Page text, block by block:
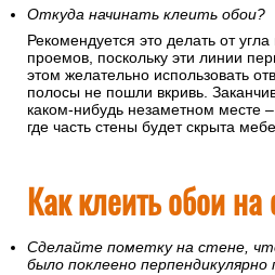
Откуда начинать клеить обои?
Рекомендуется это делать от
проемов, поскольку эти линии
этом желательно использовать
полосы не пошли вкривь.
каком-нибудь незаметном месте
где часть стены будет скрыта
Как клеить обои на
Сделайте пометку на стене,
было поклеено перпендикулярно